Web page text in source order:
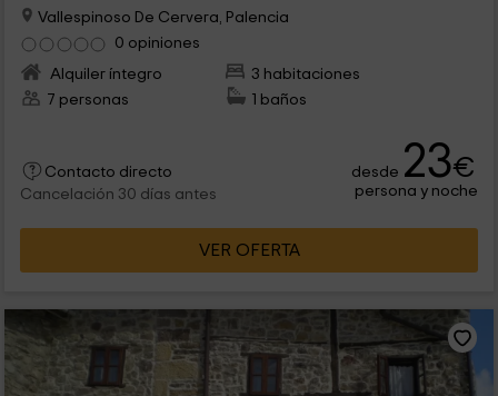
Vallespinoso De Cervera, Palencia
0 opiniones
Alquiler íntegro
3 habitaciones
7 personas
1 baños
Contacto directo
Cancelación 30 días antes
desde 23€
persona y noche
VER OFERTA